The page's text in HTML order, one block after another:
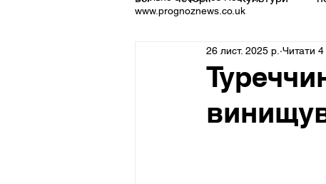
www.prognoznews.co.uk
26 лист. 2025 р. Читати 4